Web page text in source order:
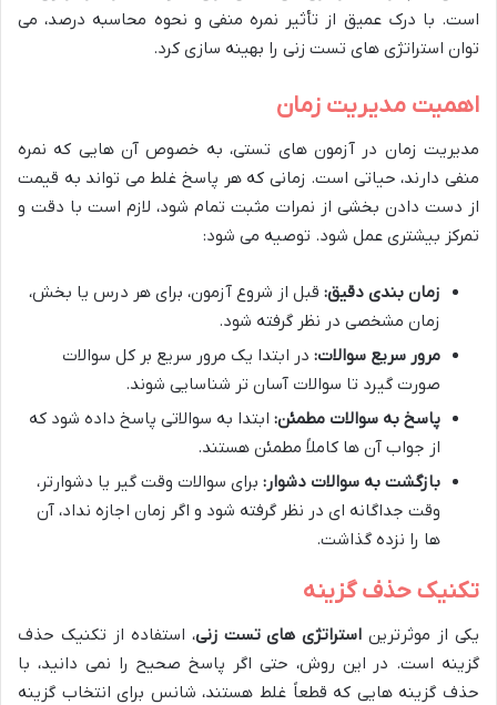
است. با درک عمیق از تأثیر نمره منفی و نحوه محاسبه درصد، می
توان استراتژی های تست زنی را بهینه سازی کرد.
اهمیت مدیریت زمان
مدیریت زمان در آزمون های تستی، به خصوص آن هایی که نمره
منفی دارند، حیاتی است. زمانی که هر پاسخ غلط می تواند به قیمت
از دست دادن بخشی از نمرات مثبت تمام شود، لازم است با دقت و
تمرکز بیشتری عمل شود. توصیه می شود:
زمان بندی دقیق: قبل از شروع آزمون، برای هر درس یا بخش،
زمان مشخصی در نظر گرفته شود.
مرور سریع سوالات: در ابتدا یک مرور سریع بر کل سوالات
صورت گیرد تا سوالات آسان تر شناسایی شوند.
پاسخ به سوالات مطمئن: ابتدا به سوالاتی پاسخ داده شود که
از جواب آن ها کاملاً مطمئن هستند.
بازگشت به سوالات دشوار: برای سوالات وقت گیر یا دشوارتر،
وقت جداگانه ای در نظر گرفته شود و اگر زمان اجازه نداد، آن
ها را نزده گذاشت.
تکنیک حذف گزینه
یکی از موثرترین استراتژی های تست زنی، استفاده از تکنیک حذف
گزینه است. در این روش، حتی اگر پاسخ صحیح را نمی دانید، با
حذف گزینه هایی که قطعاً غلط هستند، شانس برای انتخاب گزینه